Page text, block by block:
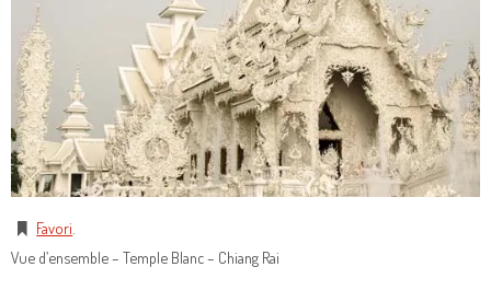
Favori
Vue d’ensemble – Temple Blanc – Chiang Rai